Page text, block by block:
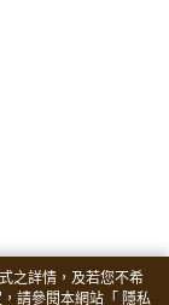
之詳情，及若您不希
請參閱本網站「 隱私